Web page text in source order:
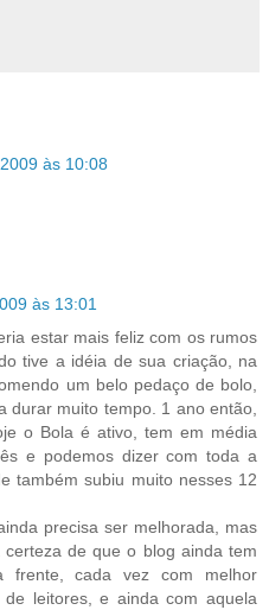
às 10:08
às 13:01
estar mais feliz com os rumos
tive a idéia de sua criação, na
um belo pedaço de bolo,
durar muito tempo. 1 ano então,
o Bola é ativo, tem em média
e podemos dizer com toda a
também subiu muito nesses 12
precisa ser melhorada, mas
de que o blog ainda tem
frente, cada vez com melhor
leitores, e ainda com aquela